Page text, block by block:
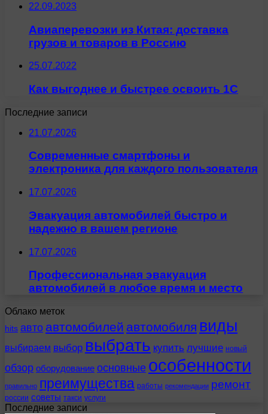
22.09.2023
Авиаперевозки из Китая: доставка
грузов и товаров в Россию
25.07.2022
Как выгоднее и быстрее освоить 1С
Последние записи
21.07.2026
Современные смартфоны и
электроника для каждого пользователя
17.07.2026
Эвакуация автомобилей быстро и
надежно в вашем регионе
17.07.2026
Профессиональная эвакуация
автомобилей в любое время и место
Облако меток
hits авто автомобилей автомобиля виды
выбираем выбор выбрать купить лучшие новый
обзор оборудование основные особенности
правильно преимущества работы рекомендации ремонт
россии советы такси услуги
Последние записи